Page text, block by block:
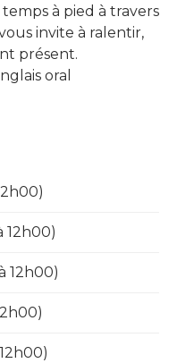
à pied à travers
invite à ralentir,
présent.
oral
12h00)
12h00)